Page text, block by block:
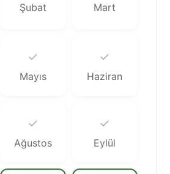
Şubat Mart
✓
Mayıs
✓
Haziran
✓
Ağustos
✓
Eylül